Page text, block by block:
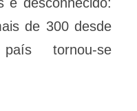
de 300 desde
tornou-se